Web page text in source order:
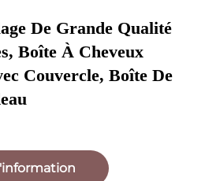
De Grande Qualité
Boîte À Cheveux
Couvercle, Boîte De